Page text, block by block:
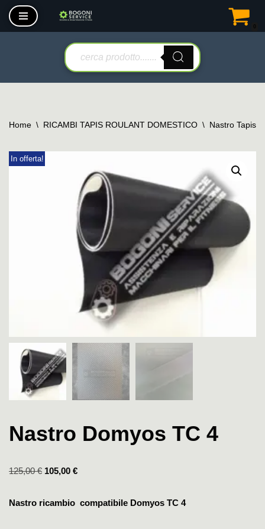
Vai
Home \ RICAMBI TAPIS ROULANT DOMESTICO \ Nastro Tapis
In offerta!
Nastro Domyos TC 4
125,00€ 105,00 €
Nastro ricambio compatibile Domyos TC 4